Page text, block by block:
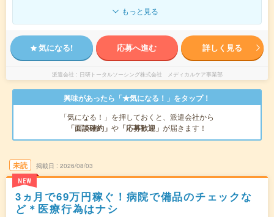
もっと見る
気になる! 応募へ進む 詳しく見る
派遣会社 日研トータルソーシング株式会社 メディカルケア事業部
興味があったら「★気になる！」をタップ！
「気になる！」を押しておくと、派遣会社から
「面談確約」 や 「応募歓迎」 が届きます！
未読
NEW
掲載日 2026/08/03
3ヵ月で69万円稼ぐ！病院で備品のチェックな
ど＊医療行為はナシ